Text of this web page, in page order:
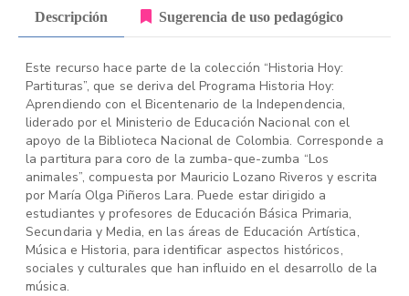
Descripción Sugerencia de uso pedagógico
Este recurso hace parte de la colección “Historia Hoy:
Partituras”, que se deriva del Programa Historia Hoy:
Aprendiendo con el Bicentenario de la Independencia,
liderado por el Ministerio de Educación Nacional con el
apoyo de la Biblioteca Nacional de Colombia. Corresponde a
la partitura para coro de la zumba-que-zumba “Los
animales”, compuesta por Mauricio Lozano Riveros y escrita
por María Olga Piñeros Lara. Puede estar dirigido a
estudiantes y profesores de Educación Básica Primaria,
Secundaria y Media, en las áreas de Educación Artística,
Música e Historia, para identificar aspectos históricos,
sociales y culturales que han influido en el desarrollo de la
música.